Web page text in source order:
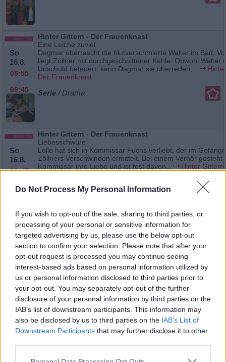
Do Not Process My Personal Information
If you wish to opt-out of the sale, sharing to third parties, or
processing of your personal or sensitive information for
targeted advertising by us, please use the below opt-out
section to confirm your selection. Please note that after your
opt-out request is processed you may continue seeing
interest-based ads based on personal information utilized by
us or personal information disclosed to third parties prior to
your opt-out. You may separately opt-out of the further
disclosure of your personal information by third parties on the
IAB’s list of downstream participants. This information may
also be disclosed by us to third parties on the IAB’s List of
Downstream Participants that may further disclose it to other
So
16.8.
08:55
-
09:45
Hinter Gittern - Der Frauenknast
Eine Leiche zuviel
Dagmar überrascht die blutverschmierte Walter im Bad.
liegt Zöllner mit durchgeschnittener Kehle. Obwohl Walter
Unschuld beteuert, kann Dagmar sie überreden,...
Der Frauenknast
Serie / Drama
So
16.8.
09:45
10:35
Hinter Gittern - Der Frauenknast
Liebesschwüre
Lollo hat sich in Kommissar Fuchs verliebt, der im
Zöllners Verschwinden ermittelt. Bei einem Verhör gesteht
Kommissar ihre Liebe und ist fest davon...
Hinter Gittern
Serie/ Drama
So
16.8.
08:05
-
Hinter Gittern - Der Frauenknast
Unter Druck
Zöllner steht extrem unter Druck. Er hat hohe Schulden,
dringend begleichen muss. Neben seinen
Gefängnis ist ihm auch jedes andere Mittel recht, um...
Gittern - Der Frauenknast
Serie / Drama
Mo
Hinter Gittern - Der Frauenknast
Die Beziehung zwischen Caro Wagner und Regine vertieft